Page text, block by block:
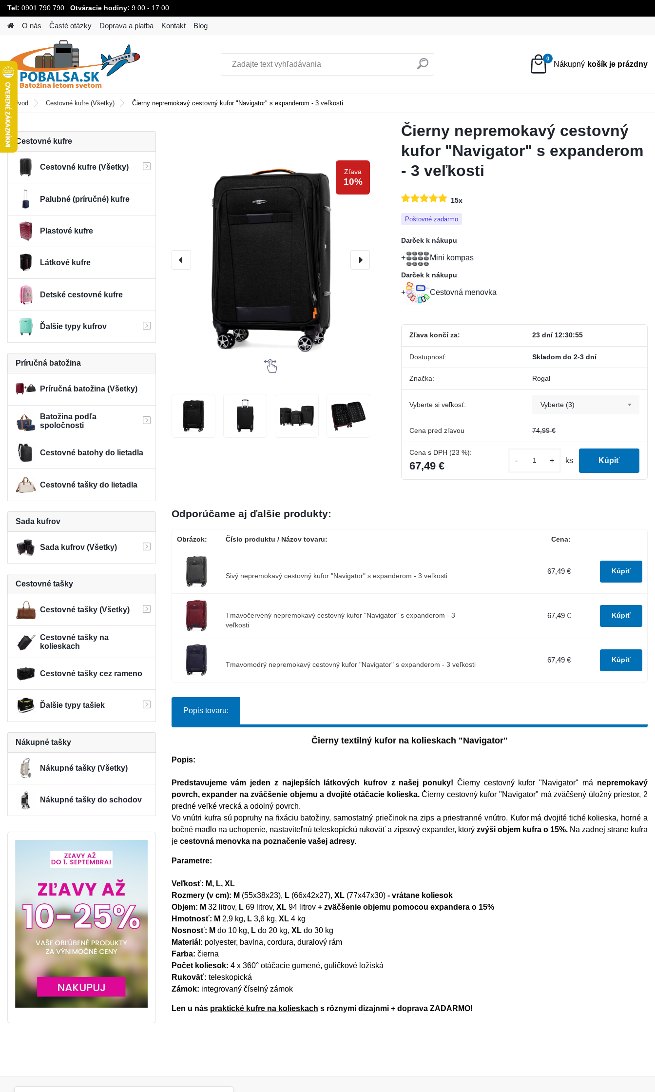
Tel: 0901 790 790Otváracie hodiny: 9:00 - 17:00
O nás Časté otázky Doprava a platba Kontakt Blog
0
Úvod Cestovné kufre (Všetky) Čierny nepremokavý cestovný kufor "Navigator" s expanderom - 3 veľkosti
Cestovné kufre
Cestovné kufre (Všetky)
Palubné (príručné) kufre
Plastové kufre
Látkové kufre
Detské cestovné kufre
Ďalšie typy kufrov
Príručná batožina
Príručná batožina (Všetky)
Batožina podľa
spoločnosti
Cestovné batohy do lietadla
Cestovné tašky do lietadla
Sada kufrov
Sada kufrov (Všetky)
Cestovné tašky
Cestovné tašky (Všetky)
Cestovné tašky na
kolieskach
Cestovné tašky cez rameno
Ďalšie typy tašiek
Nákupné tašky
Nákupné tašky (Všetky)
Nákupné tašky do schodov
zľava
10%
Čierny nepremokavý cestovný
kufor "Navigator" s expanderom
- 3 veľkosti
Poštovné zadarmo
15x
Darček k nákupu
Mini kompas
Darček k nákupu
Cestovná menovka
Zľava končí za: 23 dní 12:30:54
Dostupnosť: Skladom do 2-3 dní
Značka: Rogal
Vyberte si veľkosť: Vyberte (3)
Cena pred zľavou 74,99 €
Cena s DPH (23 %):
67,49 € - + ks
Odporúčame aj ďalšie produkty:
Obrázok: Číslo produktu / Názov tovaru: Cena:
Sivý nepremokavý cestovný kufor "Navigator" s expanderom - 3 veľkosti
67,49 €
Tmavočervený nepremokavý cestovný kufor "Navigator" s expanderom - 3
veľkosti
67,49 €
Tmavomodrý nepremokavý cestovný kufor "Navigator" s expanderom - 3 veľkosti
67,49 €
Popis tovaru:
Čierny textilný kufor na kolieskach "Navigator"
Popis:
Predstavujeme vám jeden z najlepších látkových kufrov z našej ponuky! Čierny cestovný kufor "Navigator" má nepremokavý
povrch, expander na zväčšenie objemu a dvojité otáčacie kolieska.Čierny cestovný kufor "Navigator" má zväčšený úložný priestor, 2
predné veľké vrecká a odolný povrch.
Vo vnútri kufra sú popruhy na fixáciu batožiny, samostatný priečinok na zips a priestranné vnútro. Kufor má dvojité tiché kolieska, horné a
bočné madlo na uchopenie, nastaviteľnú teleskopickú rukoväť a zipsový expander, ktorý zvýši objem kufra o 15%. Na zadnej strane kufra
jecestovná menovka na poznačenie vašej adresy.
Parametre:
Veľkosť: M, L, XL
Rozmery (v cm): M (55x38x23), L(66x42x27), XL(77x47x30) - vrátane koliesok
Objem: M 32 litrov, L69 litrov, XL94 litrov+ zväčšenie objemu pomocou expandera o 15%
Hmotnosť: M 2,9 kg, L 3,6 kg, XL4 kg
Nosnosť: M do 10 kg, L do 20 kg, XL do 30 kg
Materiál: polyester, bavlna, cordura, duralový rám
Farba: čierna
Počet koliesok: 4 x 360° otáčacie gumené, guličkové ložiská
Rukoväť: teleskopická
Zámok: integrovaný číselný zámok
Len u nás praktické kufre na kolieskach s rôznymi dizajnmi + doprava ZADARMO!